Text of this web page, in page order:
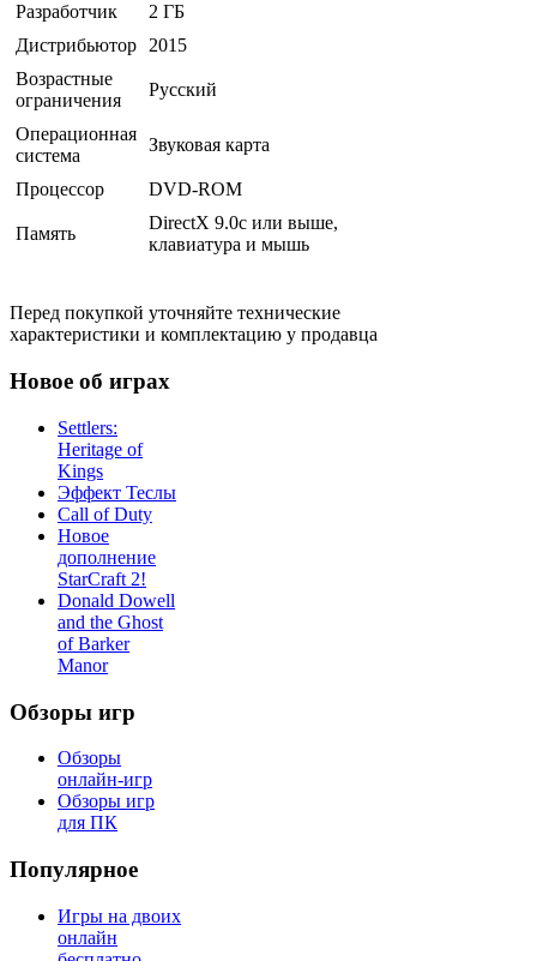
Разработчик
2 ГБ
Дистрибьютор 2015
Возрастные
ограничения
Русский
Операционная
система
Звуковая карта
Процессор DVD-ROM
Память
DirectX 9.0c или выше,
клавиатура и мышь
Перед покупкой уточняйте технические
характеристики и комплектацию у продавца
Новое об играх
Settlers:
Heritage of
Kings
Эффект Теслы
Call of Duty
Новое
дополнение
StarCraft 2!
Donald Dowell
and the Ghost
of Barker
Manor
Обзоры игр
Обзоры
онлайн-игр
Обзоры игр
для ПК
Популярное
Игры на двоих
онлайн